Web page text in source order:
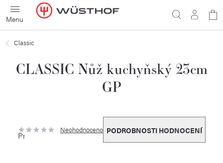
Přejít
na
obsah
Classic
CLASSIC Nůž kuchyňský 23cm
GP
Průměrné
hodnocení
Neohodnoceno PODROBNOSTI HODNOCENÍ